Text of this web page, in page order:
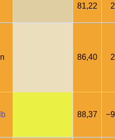
81,22
86,40
88,37